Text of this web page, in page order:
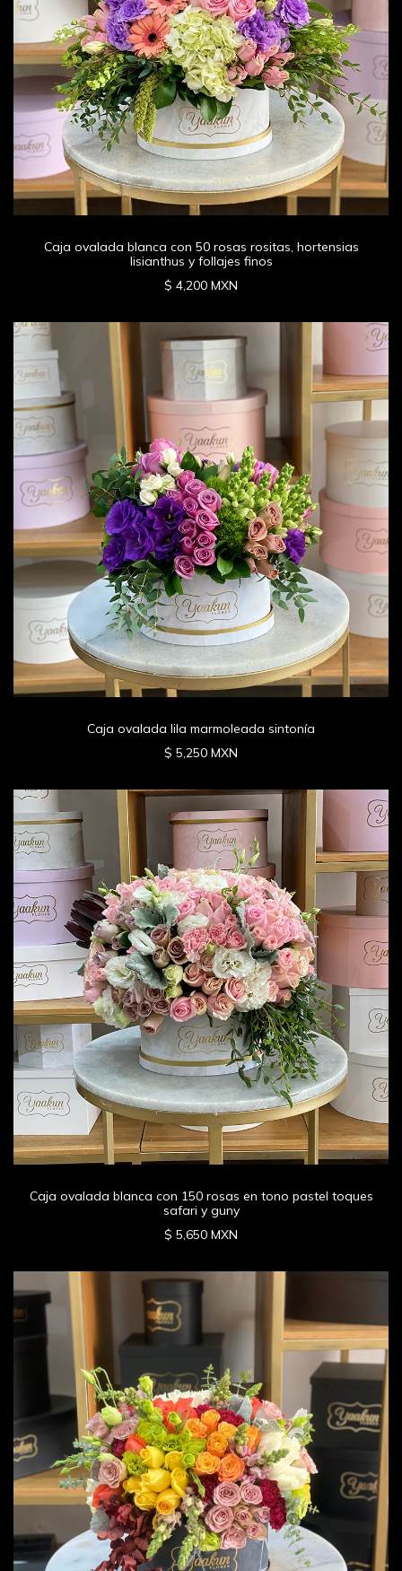
Caja ovalada blanca con 50 rosas rositas, hortensias
lisianthus y follajes finos
$ 4,200 MXN
Caja ovalada lila marmoleada sintonía
$ 5,250 MXN
Caja ovalada blanca con 150 rosas en tono pastel toques
safari y guny
$ 5,650 MXN